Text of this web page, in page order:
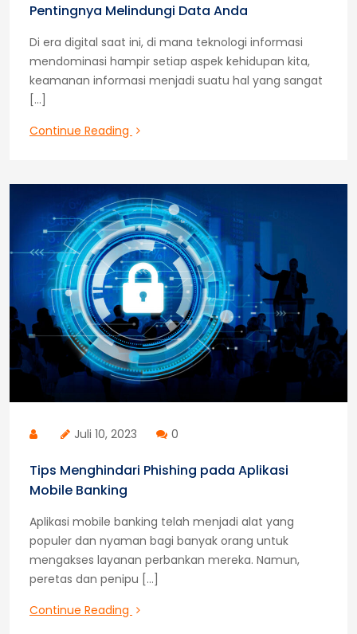
Pentingnya Melindungi Data Anda
Di era digital saat ini, di mana teknologi informasi
mendominasi hampir setiap aspek kehidupan kita,
keamanan informasi menjadi suatu hal yang sangat
[…]
Continue Reading
Pentingnya
Anda
Juli 10, 2023 0
Tips Menghindari Phishing pada Aplikasi
Mobile Banking
Aplikasi mobile banking telah menjadi alat yang
populer dan nyaman bagi banyak orang untuk
mengakses layanan perbankan mereka. Namun,
peretas dan penipu […]
Continue Reading
Tips